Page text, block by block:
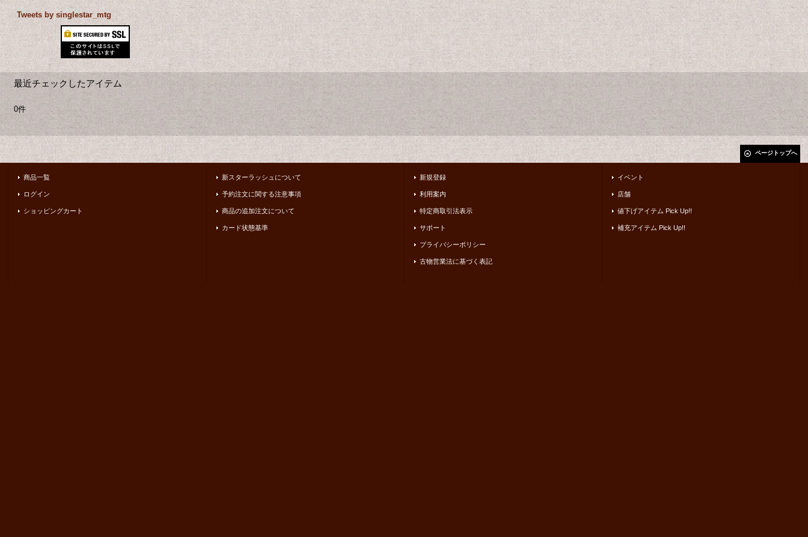
Tweets by singlestar_mtg
最近チェックしたアイテム
0件
ページトップへ
商品一覧
ログイン
ショッピングカート
新スターラッシュについて
予約注文に関する注意事項
商品の追加注文について
カード状態基準
新規登録
利用案内
特定商取引法表示
サポート
プライバシーポリシー
古物営業法に基づく表記
イベント
店舗
値下げアイテム Pick Up!!
補充アイテム Pick Up!!